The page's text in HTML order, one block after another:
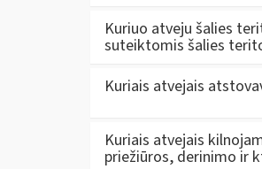
Kuriuo atveju šalies
suteiktomis šalies
Kuriais atvejais
Kuriais atvejais
priežiūros, derinimo ir